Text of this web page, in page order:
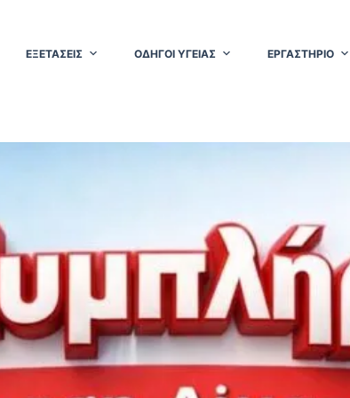
ΕΞΕΤΑΣΕΙΣ ΟΔΗΓΟΙ ΥΓΕΙΑΣ ΕΡΓΑΣΤΗΡΙΟ